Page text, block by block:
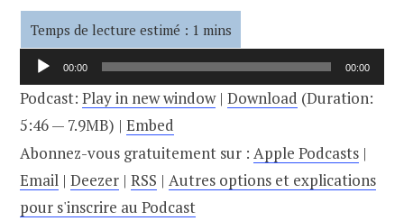
Lecteur
audio
00:00 00:00
Podcast: Play in new window| Download (Duration:
5:46 — 7.9MB) | Embed
Abonnez-vous gratuitement sur : Apple Podcasts |
Email | Deezer | RSS | Autres options et explications
pour s'inscrire au Podcast